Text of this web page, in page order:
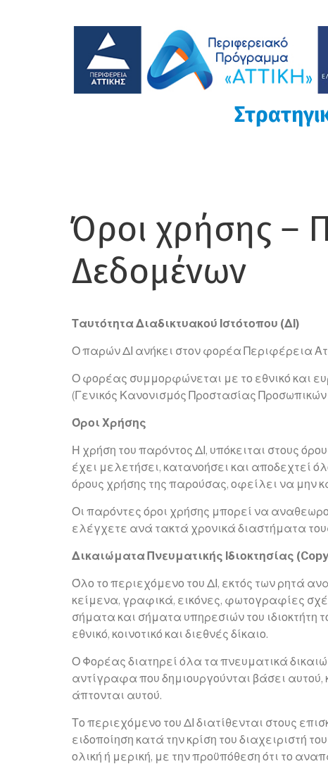
MAIN
CONTENT
Όροι χρήσης –
Δεδομένων
Ταυτότητα Διαδικτυακού Ιστότοπου (ΔΙ)
Ο παρών ΔΙ ανήκει στον φορέα Περιφέρεια
Ο φορέας συμμορφώνεται με το εθνικό και
(Γενικός Κανονισμός Προστασίας
Όροι Χρήσης
Η χρήση του παρόντος ΔΙ, υπόκειται στους
έχει μελετήσει, κατανοήσει και αποδεχτεί
όρους χρήσης της παρούσας, οφείλει να μην
Οι παρόντες όροι χρήσης μπορεί να
ελέγχετε ανά τακτά χρονικά διαστήματα
Δικαιώματα Πνευματικής Ιδιοκτησίας
Όλο το περιεχόμενο του ΔΙ, εκτός των ρητά
κείμενα, γραφικά, εικόνες, φωτογραφίες
σήματα και σήματα υπηρεσιών του ιδιοκτήτη
εθνικό, κοινοτικό και διεθνές δίκαιο.
Ο Φορέας διατηρεί όλα τα πνευματικά
αντίγραφα που δημιουργούνται βάσει αυτού,
άπτονται αυτού.
Το περιεχόμενο του ΔΙ διατίθενται στους
ειδοποίηση κατά την κρίση του διαχειριστή
ολική ή μερική, με την προϋπόθεση ότι το